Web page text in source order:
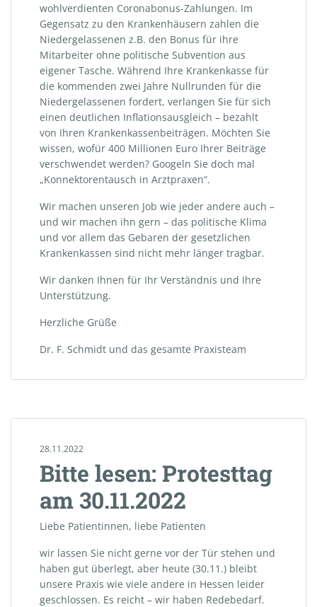
wohlverdienten Coronabonus-Zahlungen. Im
Gegensatz zu den Krankenhäusern zahlen die
Niedergelassenen z.B. den Bonus für ihre
Mitarbeiter ohne politische Subvention aus
eigener Tasche. Während Ihre Krankenkasse für
die kommenden zwei Jahre Nullrunden für die
Niedergelassenen fordert, verlangen Sie für sich
einen deutlichen Inflationsausgleich – bezahlt
von Ihren Krankenkassenbeiträgen. Möchten Sie
wissen, wofür 400 Millionen Euro Ihrer Beiträge
verschwendet werden? Googeln Sie doch mal
„Konnektorentausch in Arztpraxen“.
Wir machen unseren Job wie jeder andere auch –
und wir machen ihn gern – das politische Klima
und vor allem das Gebaren der gesetzlichen
Krankenkassen sind nicht mehr länger tragbar.
Wir danken Ihnen für Ihr Verständnis und Ihre
Unterstützung.
Herzliche Grüße
Dr. F. Schmidt und das gesamte Praxisteam
28.11.2022
Bitte lesen: Protesttag
am 30.11.2022
Liebe Patientinnen, liebe Patienten
wir lassen Sie nicht gerne vor der Tür stehen und
haben gut überlegt, aber heute (30.11.) bleibt
unsere Praxis wie viele andere in Hessen leider
geschlossen. Es reicht – wir haben Redebedarf.